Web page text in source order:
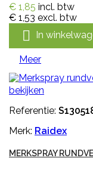
€ 1,85 incl. btw
€ 1,53 excl. btw
 In
Meer
bekijken
Referentie:
Merk: Raidex
MERKSPRAY